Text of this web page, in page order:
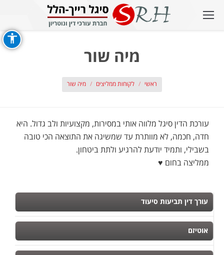
מיה שור
ראשי לקוחות ממליצים מיה שור
עורכת הדין סיגל מלווה אותי במסירות, מקצועיות ולב גדול. היא
חדה, חכמה, לא מוותרת עד שמשיגה את התוצאה הכי טובה
בשבילי, ותמיד יודעת להרגיע ולתת ביטחון.
ממליצה בחום ♥️
עורך דין תביעות סיעוד
אוטיזם